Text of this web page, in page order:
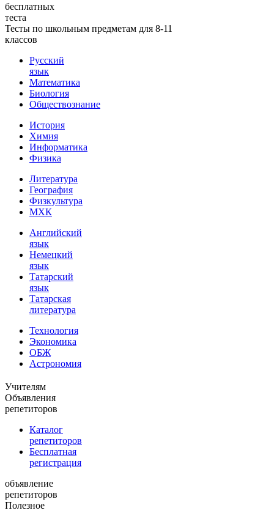
бесплатных
теста
Тесты по школьным предметам для 8-11
классов
Русский
язык
Математика
Биология
Обществознание
История
Химия
Информатика
Физика
Литература
География
Физкультура
МХК
Английский
язык
Немецкий
язык
Татарский
язык
Татарская
литература
Технология
Экономика
ОБЖ
Астрономия
Учителям
Объявления
репетиторов
Каталог
репетиторов
Бесплатная
регистрация
объявление
репетиторов
Полезное